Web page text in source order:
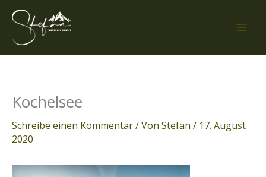
Zum
Inhalt
springen
Kochelsee
Schreibe einen Kommentar/ Von Stefan / 17. August
2020